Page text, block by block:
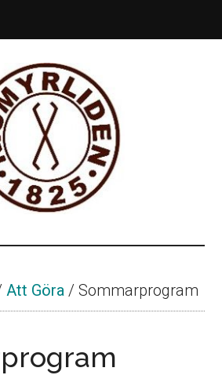
Att Göra / Sommarprogram